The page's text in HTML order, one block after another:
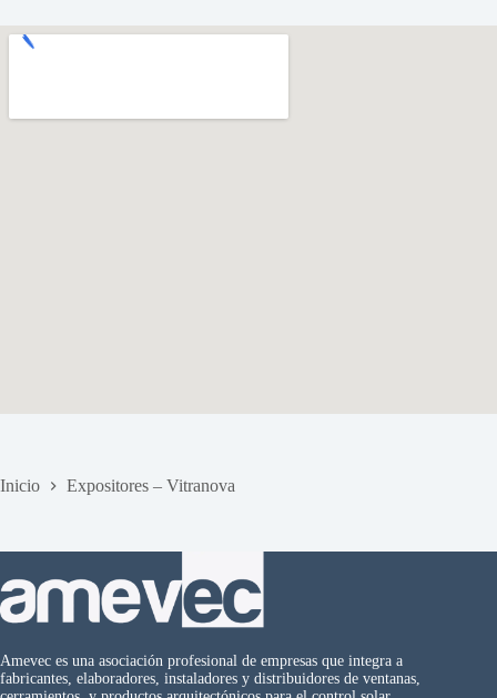
Inicio Expositores – Vitranova
Amevec es una asociación profesional de empresas que integra a
fabricantes, elaboradores, instaladores y distribuidores de ventanas,